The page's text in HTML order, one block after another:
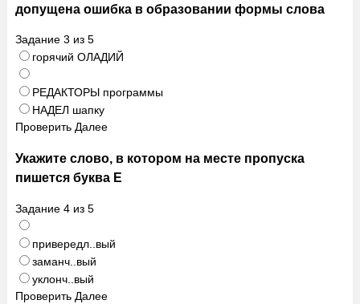
допущена ошибка в образовании формы слова
Задание 3 из 5
горячий ОЛАДИЙ
РЕДАКТОРЫ программы
НАДЕЛ шапку
Проверить Далее
Укажите слово, в котором на месте пропуска
пишется буква Е
Задание 4из 5
привередл..вый
заманч..вый
уклонч..вый
Проверить Далее